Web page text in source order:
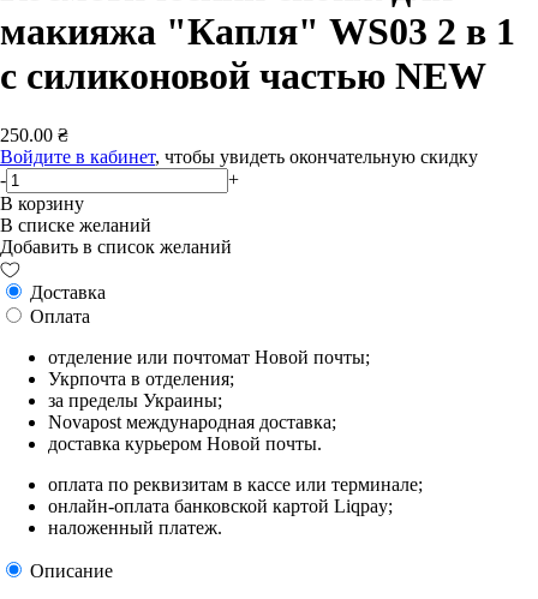
макияжа "Капля" WS03 2 в 1
с силиконовой частью NEW
250.00 ₴
Войдите в кабинет, чтобы увидеть окончательную скидку
-
+
В корзину
В списке желаний
Добавить в список желаний
Доставка
Оплата
отделение или почтомат Новой почты;
Укрпочта в отделения;
за пределы Украины;
Novapost международная доставка;
доставка курьером Новой почты.
оплата по реквизитам в кассе или терминале;
онлайн-оплата банковской картой Liqpay;
наложенный платеж.
Описание